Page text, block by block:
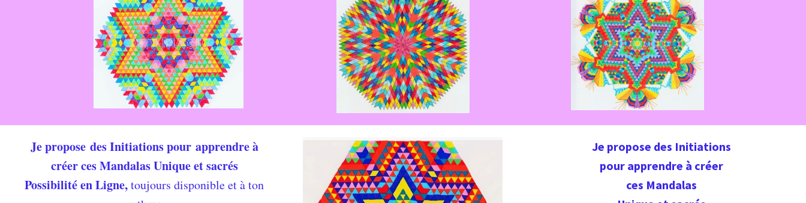
Je propose des Initiations pour apprendre à
créer ces Mandalas Unique et sacrés
Possibilité en Ligne,toujours disponible et à ton
Je propose des Initiations
pour apprendre à créer
ces Mandalas